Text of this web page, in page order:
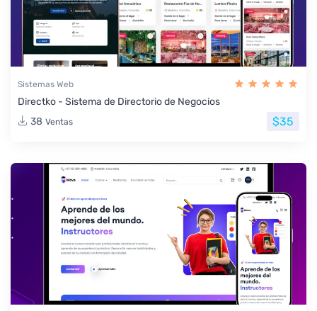
Sistemas Web
Directko - Sistema de Directorio de Negocios
38 Ventas $35